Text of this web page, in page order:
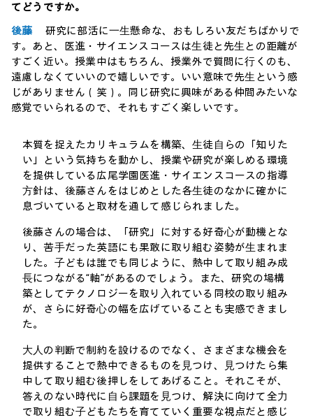
てどうですか。
後藤 研究に部活に⼀⽣懸命な、おもしろい友だちばかりで
す。あと、医進・サイエンスコースは⽣徒と先⽣との距離が
すごく近い。授業中はもちろん、授業外で質問に⾏くのも、
遠慮しなくていいので嬉しいです。いい意味で先⽣という感
じがありません（笑）。同じ研究に興味がある仲間みたいな
感覚でいられるので、それもすごく楽しいです。
本質を捉えたカリキュラムを構築、⽣徒⾃らの「知りた
い」という気持ちを動かし、授業や研究が楽しめる環境
を提供している広尾学園医進・サイエンスコースの指導
⽅針は、後藤さんをはじめとした各⽣徒のなかに確かに
息づいていると取材を通して感じられました。
後藤さんの場合は、「研究」に対する好奇⼼が動機とな
り、苦⼿だった英語にも果敢に取り組む姿勢が⽣まれま
した。⼦どもは誰でも同じように、熱中して取り組み成
⻑につながる“軸”があるのでしょう。また、研究の場構
築としてテクノロジーを取り⼊れている同校の取り組み
が、さらに好奇⼼の幅を広げていることも実感できまし
た。
⼤⼈の判断で制約を設けるのでなく、さまざまな機会を
提供することで熱中できるものを⾒つけ、⾒つけたら集
中して取り組む後押しをしてあげること。それこそが、
答えのない時代に⾃ら課題を⾒つけ、解決に向けて全⼒
で取り組む⼦どもたちを育てていく重要な視点だと感じ